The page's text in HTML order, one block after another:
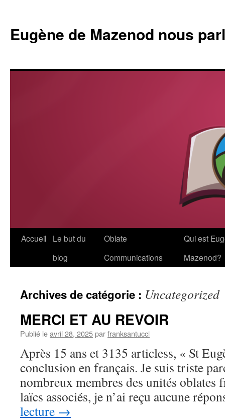
Eugène de Mazenod nous
Aller
Accueil
Le but du
blog
Oblate
Communications
Qui est
Mazenod?
Archives de catégorie : Uncategorized
MERCI ET AU REVOIR
Publié leavril 28, 2025parfranksantucci
Après 15 ans et 3135 articless, « St
conclusion en français. Je suis triste
nombreux membres des unités oblates
laïcs associés, je n’ai reçu aucune
lecture →